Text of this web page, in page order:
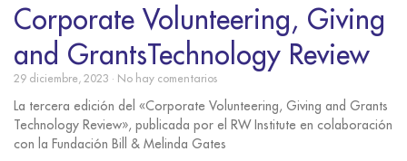
Corporate Volunteering, Giving
and GrantsTechnology Review
29 diciembre, 2023 No hay comentarios
La tercera edición del «Corporate Volunteering, Giving and Grants
Technology Review», publicada por el RW Institute en colaboración
con la Fundación Bill & Melinda Gates